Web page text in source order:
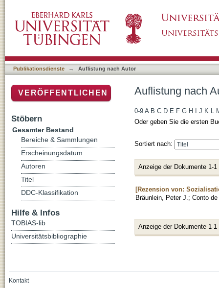
Publikationsdienste → Auflistung nach Autor
Auflistung nach
0-9 A B C D E F G H J K L
Oder geben Sie die ersten
Sortiert nach:
Anzeige der Dokumente 1-1
[Rezension von:
Bräunlein, Peter J. ; Conto
Anzeige der Dokumente 1-1
VERÖFFENTLICHEN
Stöbern
Gesamter Bestand
Bereiche & Sammlungen
Erscheinungsdatum
Autoren
Titel
DDC-Klassifikation
Hilfe & Infos
TOBIAS-lib
Universitätsbibliographie
Kontakt